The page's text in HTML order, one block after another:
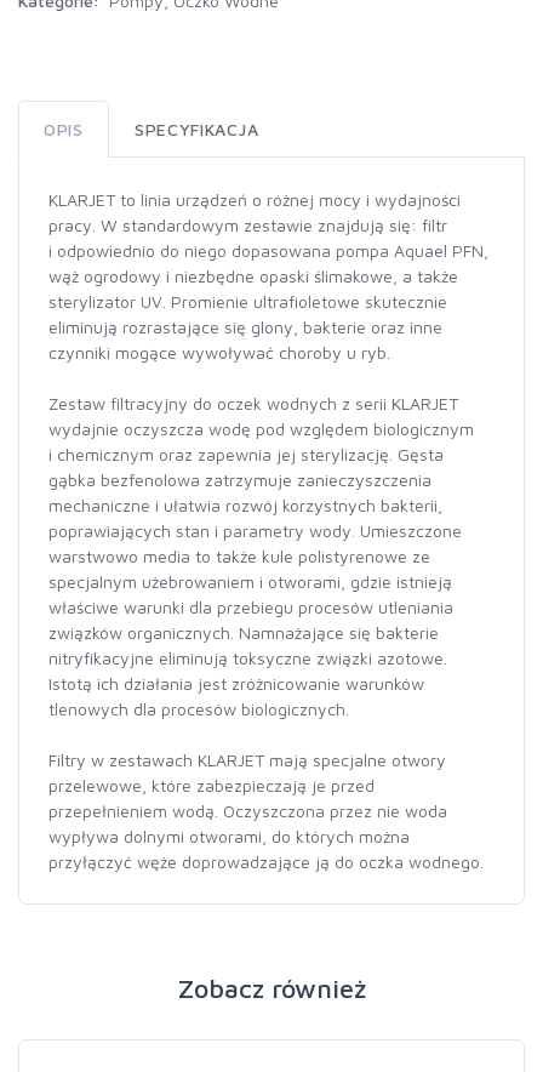
OPIS SPECYFIKACJA
KLARJET to linia urządzeń o różnej mocy i wydajności
pracy. W standardowym zestawie znajdują się: filtr
i odpowiednio do niego dopasowana pompa Aquael PFN,
wąż ogrodowy i niezbędne opaski ślimakowe, a także
sterylizator UV. Promienie ultrafioletowe skutecznie
eliminują rozrastające się glony, bakterie oraz inne
czynniki mogące wywoływać choroby u ryb.
Zestaw filtracyjny do oczek wodnych z serii KLARJET
wydajnie oczyszcza wodę pod względem biologicznym
i chemicznym oraz zapewnia jej sterylizację. Gęsta
gąbka bezfenolowa zatrzymuje zanieczyszczenia
mechaniczne i ułatwia rozwój korzystnych bakterii,
poprawiających stan i parametry wody. Umieszczone
warstwowo media to także kule polistyrenowe ze
specjalnym użebrowaniem i otworami, gdzie istnieją
właściwe warunki dla przebiegu procesów utleniania
związków organicznych. Namnażające się bakterie
nitryfikacyjne eliminują toksyczne związki azotowe.
Istotą ich działania jest zróżnicowanie warunków
tlenowych dla procesów biologicznych.
Filtry w zestawach KLARJET mają specjalne otwory
przelewowe, które zabezpieczają je przed
przepełnieniem wodą. Oczyszczona przez nie woda
wypływa dolnymi otworami, do których można
przyłączyć węże doprowadzające ją do oczka wodnego.
Zobacz również